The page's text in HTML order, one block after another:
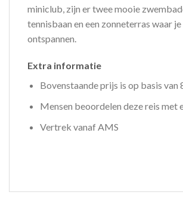
miniclub, zijn er twee mooie
tennisbaan en een zonneterras waar
ontspannen.
Extra informatie
Bovenstaande prijs is op basis van
Mensen beoordelen deze reis met
Vertrek vanaf AMS